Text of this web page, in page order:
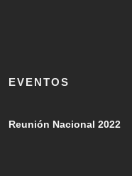
EVENTOS
Reunión Nacional 2022